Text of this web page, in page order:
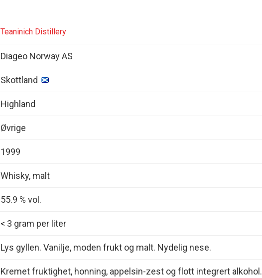
Teaninich Distillery
Diageo Norway AS
Skottland
Highland
Øvrige
1999
Whisky, malt
55.9 % vol.
< 3 gram per liter
Lys gyllen. Vanilje, moden frukt og malt. Nydelig nese.
Kremet fruktighet, honning, appelsin-zest og flott integrert alkohol.